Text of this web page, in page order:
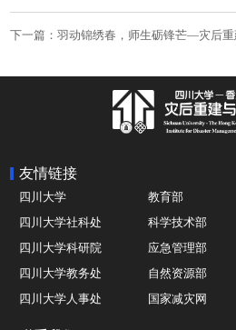
友情链接
四川大学 教育部
四川大学社科处
科学技术部
四川大学科研院
应急管理部
四川大学教务处
自然资源部
四川大学人事处
国家减灾网